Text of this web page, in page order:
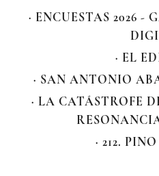
· ENCUESTAS 2026 -
· EL
· SAN ANTONIO
· LA CATÁSTROFE
· 212.